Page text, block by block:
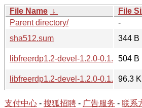
File Name ↓ File
Parent directory/
-
sha512.sum
344 B
libfreerdp1.2-devel-1.2.0-
504 B
libfreerdp1.2-devel-1.2.0-
96.3
支付中心 - 搜狐招聘 - 广告服务 - 联系